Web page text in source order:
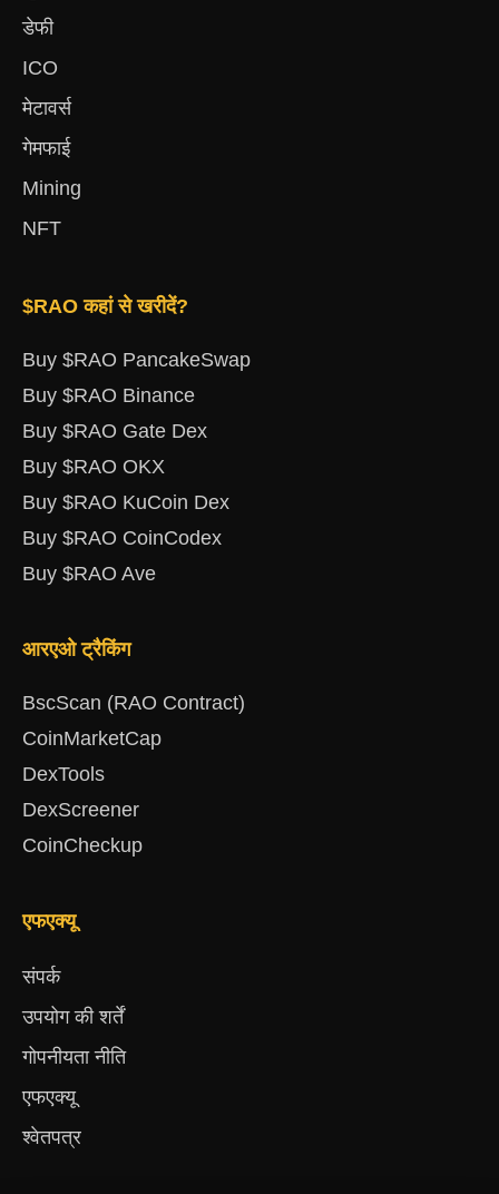
डेफी
ICO
मेटावर्स
गेमफाई
Mining
NFT
$RAO कहां से खरीदें?
Buy $RAO PancakeSwap
Buy $RAO Binance
Buy $RAO Gate Dex
Buy $RAO OKX
Buy $RAO KuCoin Dex
Buy $RAO CoinCodex
Buy $RAO Ave
आरएओ ट्रैकिंग
BscScan (RAO Contract)
CoinMarketCap
DexTools
DexScreener
CoinCheckup
एफएक्यू
संपर्क
उपयोग की शर्तें
गोपनीयता नीति
एफएक्यू
श्वेतपत्र